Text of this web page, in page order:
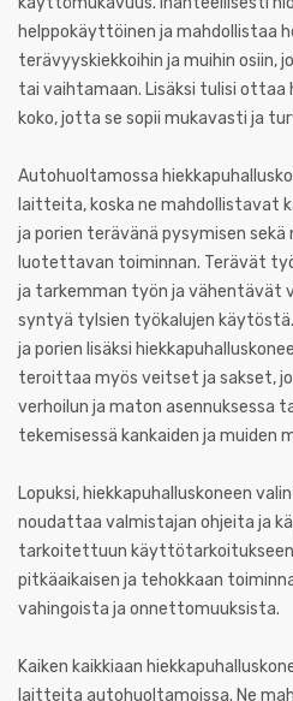
helppokäyttöinen ja mahdollistaa
terävyyskiekkoihin ja muihin osiin,
tai vaihtamaan. Lisäksi tulisi ottaa
koko, jotta se sopii mukavasti ja
Autohuoltamossa
laitteita, koska ne mahdollistavat
ja porien terävänä pysymisen sekä
luotettavan toiminnan. Terävät
ja tarkemman työn ja vähentävät
syntyä tylsien työkalujen käytöstä.
ja porien lisäksi
teroittaa myös veitset ja sakset,
verhoilun ja maton asennuksessa
tekemisessä kankaiden ja muiden
Lopuksi, hiekkapuhalluskoneen
noudattaa valmistajan ohjeita ja
tarkoitettuun
pitkäaikaisen ja tehokkaan
vahingoista ja onnettomuuksista.
Kaiken kaikkiaan
laitteita autohuoltamoissa. Ne